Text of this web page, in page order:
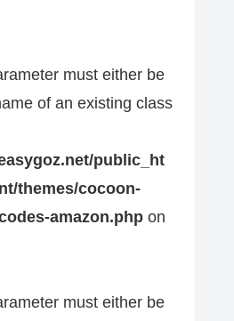
must either be
of an existing class
public_ht
themes/cocoon-
amazon.php on
must either be